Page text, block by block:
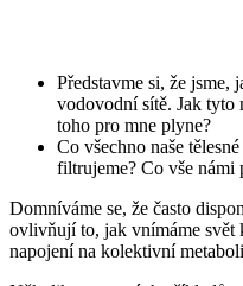
Představme si, že jsme,
vodovodní sítě. Jak tyto
toho pro mne plyne?
Co všechno naše
filtrujeme? Co vše námi
Domníváme se, že často
ovlivňují to, jak vnímáme svět
napojení na kolektivní